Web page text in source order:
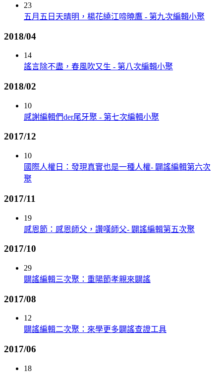
23
五月五日天晴明，楊花繞江啼曉鷹 - 第九次編輯小聚
2018/04
14
謠言除不盡，春風吹又生 - 第八次編輯小聚
2018/02
10
感謝編輯們der尾牙聚 - 第七次編輯小聚
2017/12
10
國際人權日：發現真實也是一種人權- 闢謠編輯第六次
聚
2017/11
19
感恩節：感恩師父，讚嘆師父- 闢謠編輯第五次聚
2017/10
29
闢謠編輯三次聚：重陽節孝親來闢謠
2017/08
12
闢謠編輯二次聚：來學更多闢謠查證工具
2017/06
18